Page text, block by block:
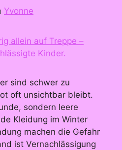
Yvonne
sind schwer zu
oft unsichtbar bleibt.
sondern leere
Kleidung im Winter
machen die Gefahr
ist Vernachlässigung